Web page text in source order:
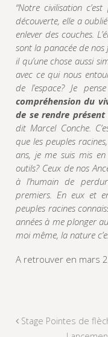
“Notre civilisation
découverte, elle a
enlever des couches.
sont la panacée de
il qu’une chose aussi
avec ce qui nous
de l’espace? Je
compréhension du
de se rendre
dit Marcel Conche.
que les peuples
ans, je me suis mis
outils? Ceux de nos
à l’humain de
premiers. En eux et
peuples racines
années à me plonger
moi même, la nature
A retrouver en mars
Stage Pointes de